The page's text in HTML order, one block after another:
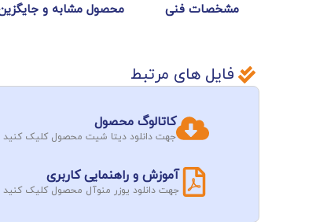
مشخصات فنی محصول مشابه و
فایل های مرتبط
کاتالوگ محصول
جهت دانلود دیتا شیت محصول کلیک کنید
آموزش و راهنمایی کاربری
جهت دانلود یوزر منوآل محصول کلیک کنید